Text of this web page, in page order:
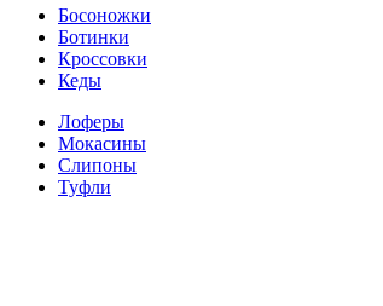
Босоножки
Ботинки
Кроссовки
Кеды
Лоферы
Мокасины
Слипоны
Туфли